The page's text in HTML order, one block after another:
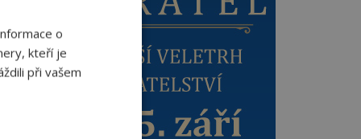
o
kteří je
při vašem